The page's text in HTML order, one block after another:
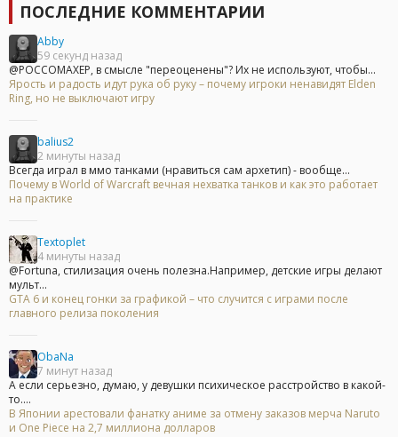
ПОСЛЕДНИЕ КОММЕНТАРИИ
Abby
59 секунд назад
@POCCOMAXEP, в смысле "переоценены"? Их не используют, чтобы...
Ярость и радость идут рука об руку – почему игроки ненавидят Elden
Ring, но не выключают игру
balius2
2 минуты назад
Всегда играл в ммо танками (нравиться сам архетип) - вообще...
Почему в World of Warcraft вечная нехватка танков и как это работает
на практике
Textoplet
4 минуты назад
@Fortuna, стилизация очень полезна.Например, детские игры делают
мульт...
GTA 6 и конец гонки за графикой – что случится с играми после
главного релиза поколения
ObaNa
7 минут назад
А если серьезно, думаю, у девушки психическое расстройство в какой-
то....
В Японии арестовали фанатку аниме за отмену заказов мерча Naruto
и One Piece на 2,7 миллиона долларов